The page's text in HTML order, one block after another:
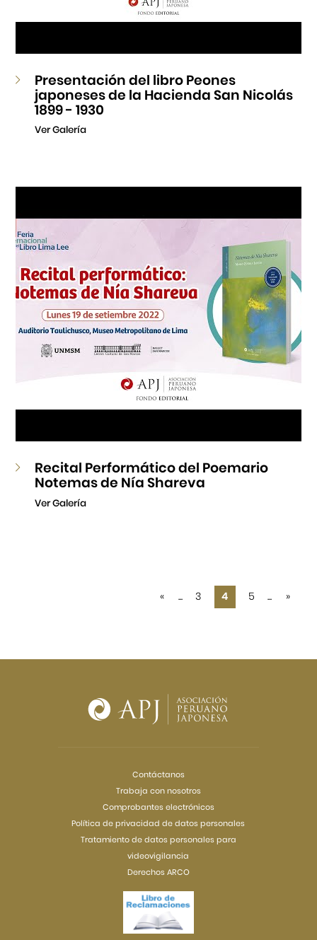
Presentación del libro Peones
japoneses de la Hacienda San Nicolás
1899 - 1930
Ver Galería
Recital Performático del Poemario
Notemas de Nía Shareva
Ver Galería
« ... 3 4 5 ... »
Contáctanos
Trabaja con nosotros
Comprobantes electrónicos
Política de privacidad de datos personales
Tratamiento de datos personales para
videovigilancia
Derechos ARCO